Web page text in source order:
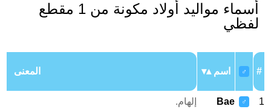
أسماء مواليد أولاد مكونة من 1 مقطع
♂ اسم المعنى
♂
Bae إلهام.